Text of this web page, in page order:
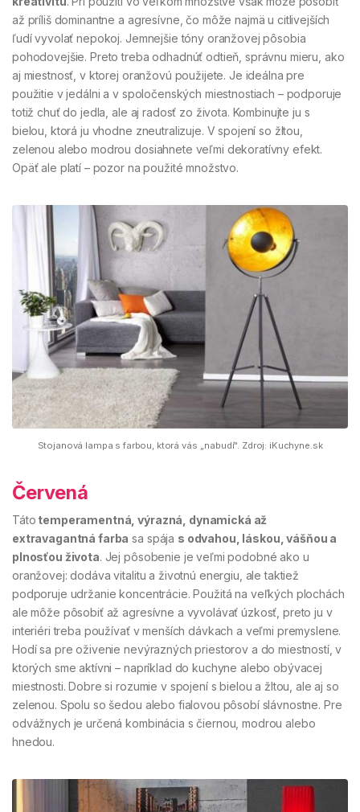
až príliš dominantne a agresívne, čo môže najmä u citlivejších
ľudí vyvolať nepokoj. Jemnejšie tóny oranžovej pôsobia
pohodovejšie. Preto treba odhadnúť odtieň, správnu mieru, ako
aj miestnosť, v ktorej oranžovú použijete. Je ideálna pre
použitie v jedálni a v spoločenských miestnostiach – podporuje
totiž chuť do jedla, ale aj radosť zo života. Kombinujte ju s
bielou, ktorá ju vhodne zneutralizuje. V spojení so žltou,
zelenou alebo modrou dosiahnete veľmi dekoratívny efekt.
Opäť ale platí – pozor na použité množstvo.
Stojanová lampa s farbou, ktorá vás ,,nabudí". Zdroj: iKuchyne.sk
Červená
Táto temperamentná, výrazná, dynamická až
extravagantná farba sa spája s odvahou, láskou, vášňou a
plnosťou života. Jej pôsobenie je veľmi podobné ako u
oranžovej: dodáva vitalitu a životnú energiu, ale taktiež
podporuje udržanie koncentrácie. Použitá na veľkých plochách
ale môže pôsobiť až agresívne a vyvolávať úzkosť, preto ju v
interiéri treba používať v menších dávkach a veľmi premyslene.
Hodí sa pre oživenie nevýrazných priestorov a do miestností, v
ktorých sme aktívni – napríklad do kuchyne alebo obývacej
miestnosti. Dobre si rozumie v spojení s bielou a žltou, ale aj so
zelenou. Spolu so šedou alebo fialovou pôsobí slávnostne. Pre
odvážnych je určená kombinácia s čiernou, modrou alebo
hnedou.